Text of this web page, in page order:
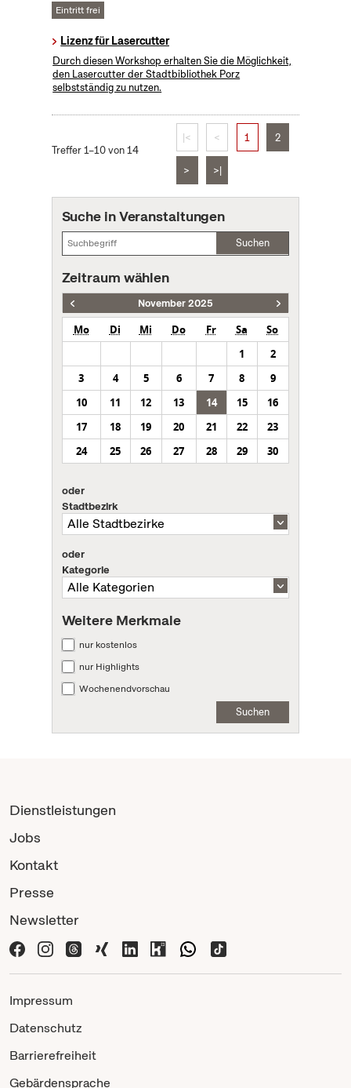
Eintritt frei
Lizenz für Lasercutter
Durch diesen Workshop erhalten Sie die Möglichkeit,
den Lasercutter der Stadtbibliothek Porz
selbstständig zu nutzen.
Treffer 1–10 von 14
|< < 1 2
> >|
Suche in Veranstaltungen
Suchen
Zeitraum wählen
November 2025
Mo Di Mi Do Fr Sa
So
1
2
3
4 5 6 7 8
9
10
11 12 13 14 15
16
17
18 19 20 21 22
23
24
25 26 27 28 29 30
oder
Stadtbezirk
oder
Kategorie
Weitere Merkmale
nur kostenlos
nur Highlights
Wochenendvorschau
Suchen
Dienstleistungen
Jobs
Kontakt
Presse
Newsletter
Impressum
Datenschutz
Barrierefreiheit
Gebärdensprache